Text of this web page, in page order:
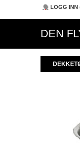
LOGG INN
DEN